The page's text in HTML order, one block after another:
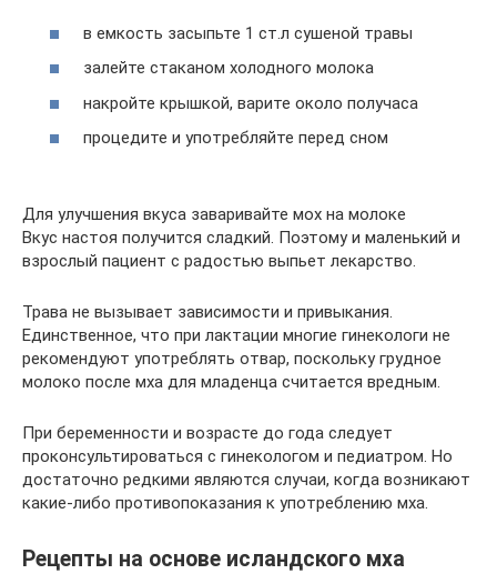
в емкость засыпьте 1 ст.л сушеной травы
залейте стаканом холодного молока
накройте крышкой, варите около получаса
процедите и употребляйте перед сном
Для улучшения вкуса заваривайте мох на молоке
Вкус настоя получится сладкий. Поэтому и маленький и
взрослый пациент с радостью выпьет лекарство.
Трава не вызывает зависимости и привыкания.
Единственное, что при лактации многие гинекологи не
рекомендуют употреблять отвар, поскольку грудное
молоко после мха для младенца считается вредным.
При беременности и возрасте до года следует
проконсультироваться с гинекологом и педиатром. Но
достаточно редкими являются случаи, когда возникают
какие-либо противопоказания к употреблению мха.
Рецепты на основе исландского мха